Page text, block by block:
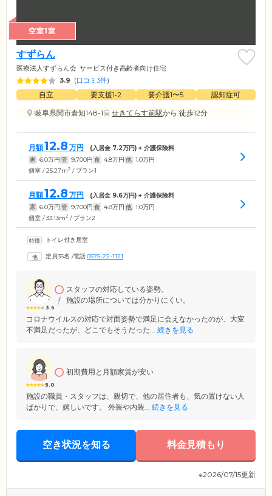
空室1室
すずらん
医療法人すずらん会 サービス付き高齢者向け住宅
3.9 (口コミ3件)
自立 要支援1•2 要介護1〜5
認知症可
岐阜県関市倉知148-1
せきてらす前駅から 徒歩12分
月額12.8 万円 (入居金 7.2万円) + 介護保険料
家 6.0万円 管 9,700円 食 4.8万円 他 1.0万円
個室 / 25.27m2 / プラン1
月額12.8 万円 (入居金 9.6万円) + 介護保険料
家 6.0万円 管 9,700円 食 4.8万円 他 1.0万円
個室 / 33.13m2 / プラン2
トイレ付き居室
定員35名 /電話0575-22-1121
3.6
スタッフの対応している姿勢。
施設の場所については分かりにくい。
コロナウイルスの対応で対面姿勢で満足に会えなかったのが、大変
不満足だったが、どこでもそうだった... 続きを見る
5.0
初期費用と月額家賃が安い
施設の職員・スタッフは、親切で、他の居住者も、気の置けない人
ばかりで、嬉しいです。 外装や内装... 続きを見る
空き状況を知る 料金見積もり
※2026/07/15更新